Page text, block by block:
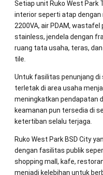
Setiap unit Ruko West Park
interior seperti atap dengan
2200VA, air PDAM,
stainless, jendela dengan
ruang tata usaha, teras,
tile.
Untuk fasilitas penunjang di
terletak di area usaha
meningkatkan pendapatan
keamanan pun tersedia di
ketertiban selalu terjaga.
Ruko West Park BSD City
dengan fasilitas publik
shopping mall, kafe,
menjadi kelebihan untuk